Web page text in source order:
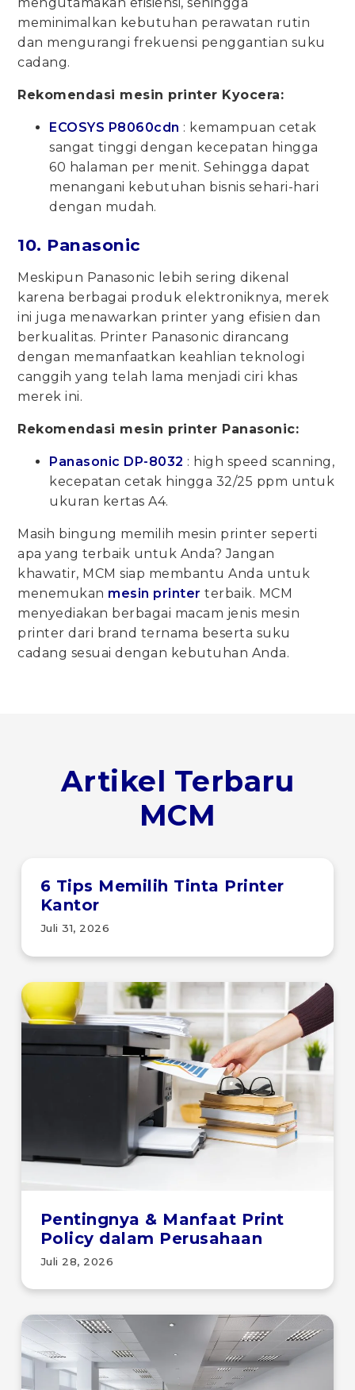
meminimalkan kebutuhan perawatan rutin
dan mengurangi frekuensi penggantian suku
cadang.
Rekomendasi mesin printer Kyocera:
ECOSYS P8060cdn : kemampuan cetak
sangat tinggi dengan kecepatan hingga
60 halaman per menit. Sehingga dapat
menangani kebutuhan bisnis sehari-hari
dengan mudah.
10. Panasonic
Meskipun Panasonic lebih sering dikenal
karena berbagai produk elektroniknya, merek
ini juga menawarkan printer yang efisien dan
berkualitas. Printer Panasonic dirancang
dengan memanfaatkan keahlian teknologi
canggih yang telah lama menjadi ciri khas
merek ini.
Rekomendasi mesin printer Panasonic:
Panasonic DP-8032 : high speed scanning,
kecepatan cetak hingga 32/25 ppm untuk
ukuran kertas A4.
Masih bingung memilih mesin printer seperti
apa yang terbaik untuk Anda? Jangan
khawatir, MCM siap membantu Anda untuk
menemukan mesin printer terbaik. MCM
menyediakan berbagai macam jenis mesin
printer dari brand ternama beserta suku
cadang sesuai dengan kebutuhan Anda.
Artikel Terbaru
MCM
6 Tips Memilih Tinta Printer
Kantor
Juli 31, 2026
Pentingnya & Manfaat Print
Policy dalam Perusahaan
Juli 28, 2026